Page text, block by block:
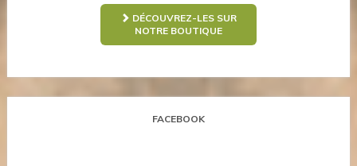
DÉCOUVREZ-LES SUR
NOTRE BOUTIQUE
FACEBOOK